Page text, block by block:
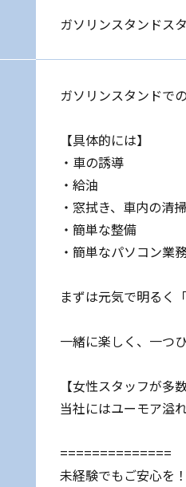
ガソリンスタンドス
ガソリンスタンドで
【具体的には】
・車の誘導
・給油
・窓拭き、車内の清掃
・簡単な整備
・簡単なパソコン
まずは元気で明るく
一緒に楽しく、一つ
【女性スタッフが多
当社にはユーモア溢
==============
未経験でもご安心を！